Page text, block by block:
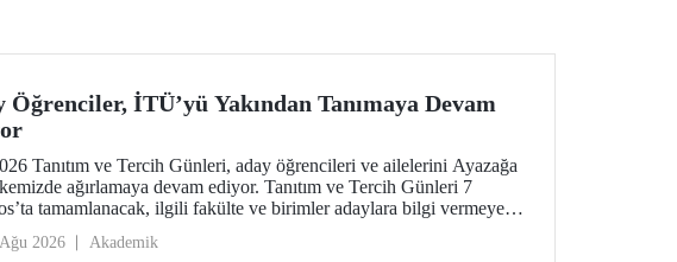
proje, TÜBİTAK 2515 – COST Aksiyon Üyeleri
desteklenmeye hak kazandı.
Öğrenciler, İTÜ’yü Yakından Tanımaya Devam
Tanıtım ve Tercih Günleri, aday öğrencileri ve ailelerini Ayazağa
ağırlamaya devam ediyor. Tanıtım ve Tercih Günleri 7
tamamlanacak, ilgili fakülte ve birimler adaylara bilgi vermeye
2026 Akademik